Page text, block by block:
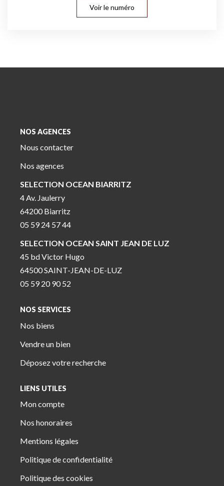
Voir le numéro
NOS AGENCES
Nous contacter
Nos agences
SELECTION OCEAN BIARRITZ
4 Av. Jaulerry
64200 Biarritz
05 59 24 57 44
SELECTION OCEAN SAINT JEAN DE LUZ
45 bd Victor Hugo
64500 SAINT-JEAN-DE-LUZ
05 59 20 90 52
NOS SERVICES
Nos biens
Vendre un bien
Déposez votre recherche
LIENS UTILES
Mon compte
Nos honoraires
Mentions légales
Politique de confidentialité
Politique des cookies